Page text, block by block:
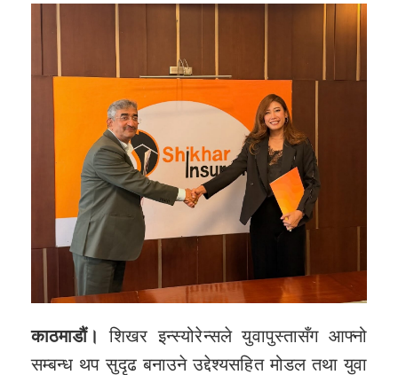
काठमाडौं।
शिखर इन्स्योरेन्सले युवापुस्तासँग आफ्नो
सम्बन्ध थप सुदृढ बनाउने उद्देश्यसहित मोडल तथा युवा